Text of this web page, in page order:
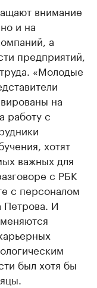
внимание
и на
а
предприятий,
«Молодые
на
работу с
хотят
важных для
с РБК
с персоналом
Петрова. И
был хотя бы